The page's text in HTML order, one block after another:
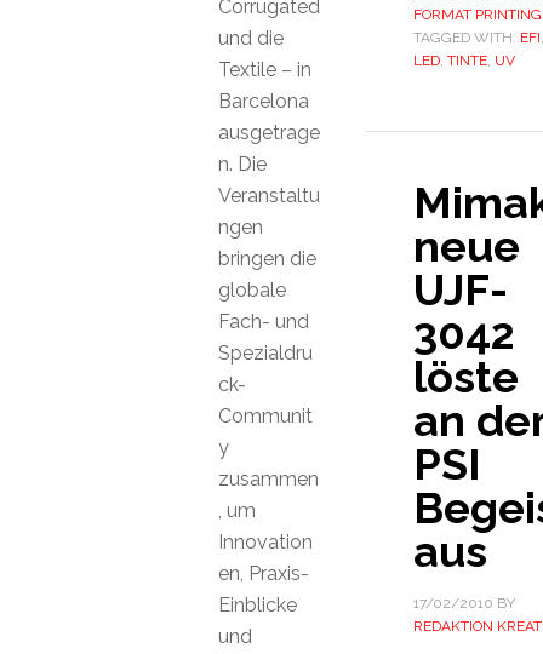
FORMAT PRINTING
TAGGED WITH: EFI,
LED, TINTE, UV
neue
UJF-
3042
löste
an
PSI
aus
17/02/2010 BY
REDAKTION
Corrugated
und die
Textile – in
Barcelona
ausgetrage
n. Die
Veranstaltu
ngen
bringen die
globale
Fach- und
Spezialdru
ck-
Communit
y
zusammen
, um
Innovation
en, Praxis-
Einblicke
und